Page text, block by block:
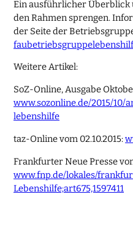
Ein ausführlicher
den Rahmen sprengen.
der Seite der
Weitere Artikel:
SoZ-Online, Ausgabe
www.sozonline.de/2015/
lebenshilfe
taz-Online vom 02.10.2015:
Frankfurter Neue Presse
www.fnp.de/lokales/
Lebenshilfe;art675,1597411